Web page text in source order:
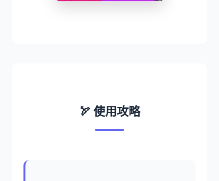
🏹 使用攻略